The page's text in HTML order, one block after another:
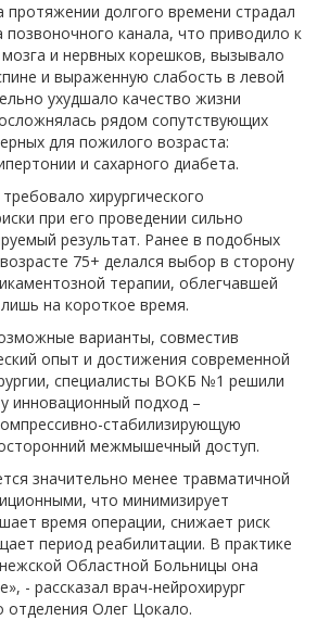
долгого времени страдал
позвоночного канала, что приводило к
и нервных корешков, вызывало
и выраженную слабость в левой
ухудшало качество жизни
рядом сопутствующих
для пожилого возраста:
и сахарного диабета.
хирургического
при его проведении сильно
результат. Ранее в подобных
75+ делался выбор в сторону
терапии, облегчавшей
на короткое время.
варианты, совместив
опыт и достижения современной
специалисты ВОКБ №1 решили
инновационный подход –
стабилизирующую
межмышечный доступ.
значительно менее травматичной
что минимизирует
время операции, снижает риск
период реабилитации. В практике
Областной Больницы она
- рассказал врач-нейрохирург
отделения Олег Цокало.